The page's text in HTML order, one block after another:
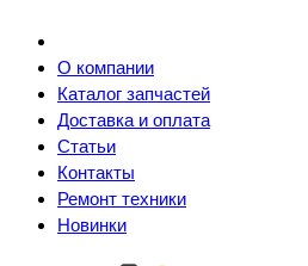
О компании
Каталог запчастей
Доставка и оплата
Статьи
Контакты
Ремонт техники
Новинки